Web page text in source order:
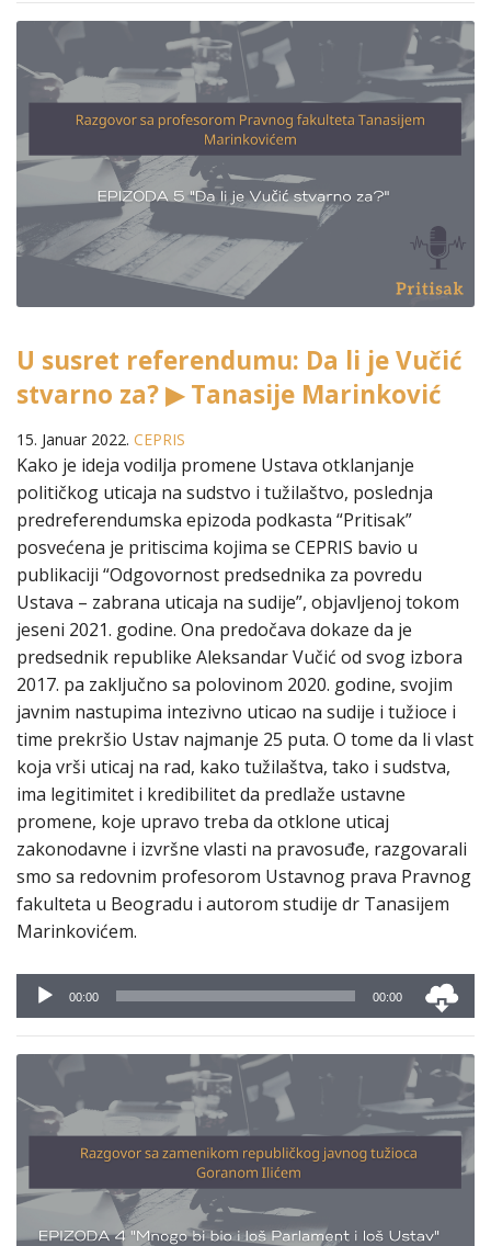
U susret referendumu: Da li je Vučić
stvarno za? ▶ Tanasije Marinković
15. Januar 2022. CEPRIS
Kako je ideja vodilja promene Ustava otklanjanje
političkog uticaja na sudstvo i tužilaštvo, poslednja
predreferendumska epizoda podkasta “Pritisak”
posvećena je pritiscima kojima se CEPRIS bavio u
publikaciji “Odgovornost predsednika za povredu
Ustava – zabrana uticaja na sudije”, objavljenoj tokom
jeseni 2021. godine. Ona predočava dokaze da je
predsednik republike Aleksandar Vučić od svog izbora
2017. pa zaključno sa polovinom 2020. godine, svojim
javnim nastupima intezivno uticao na sudije i tužioce i
time prekršio Ustav najmanje 25 puta. O tome da li vlast
koja vrši uticaj na rad, kako tužilaštva, tako i sudstva,
ima legitimitet i kredibilitet da predlaže ustavne
promene, koje upravo treba da otklone uticaj
zakonodavne i izvršne vlasti na pravosuđe, razgovarali
smo sa redovnim profesorom Ustavnog prava Pravnog
fakulteta u Beogradu i autorom studije dr Tanasijem
Marinkovićem.
Audio
Player
00:00 00:00